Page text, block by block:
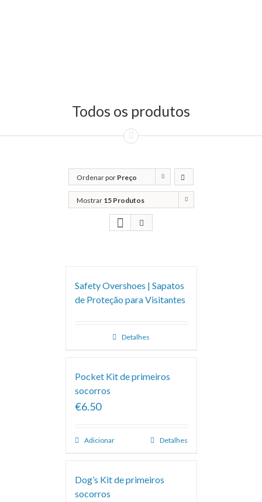
Todos os produtos
Ordenar por Preço
Mostrar 15 Produtos
Safety Overshoes | Sapatos
de Proteção para Visitantes
Detalhes
Pocket Kit de primeiros
socorros
€6.50
Adicionar Detalhes
Dog’s Kit de primeiros
socorros